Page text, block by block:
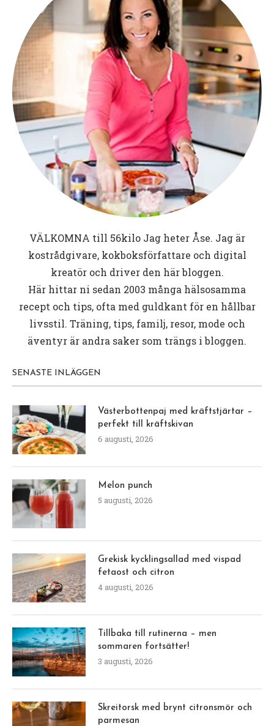
VÄLKOMNA till 56kiloJag heter Åse. Jag är
kostrådgivare, kokboksförfattare och digital
kreatör och driver den här bloggen.
Här hittar ni sedan 2003 många hälsosamma
recept och tips, ofta med guldkant för en hållbar
livsstil. Träning, tips, familj, resor, mode och
äventyr är andra saker som trängs i bloggen.
SENASTE INLÄGGEN
Västerbottenpaj med kräftstjärtar –
perfekt till kräftskivan
6 augusti, 2026
Melon punch
5 augusti, 2026
Grekisk kycklingsallad med vispad
fetaost och citron
4 augusti, 2026
Tillbaka till rutinerna – men
sommaren fortsätter!
3 augusti, 2026
Skreitorsk med brynt citronsmör och
parmesan